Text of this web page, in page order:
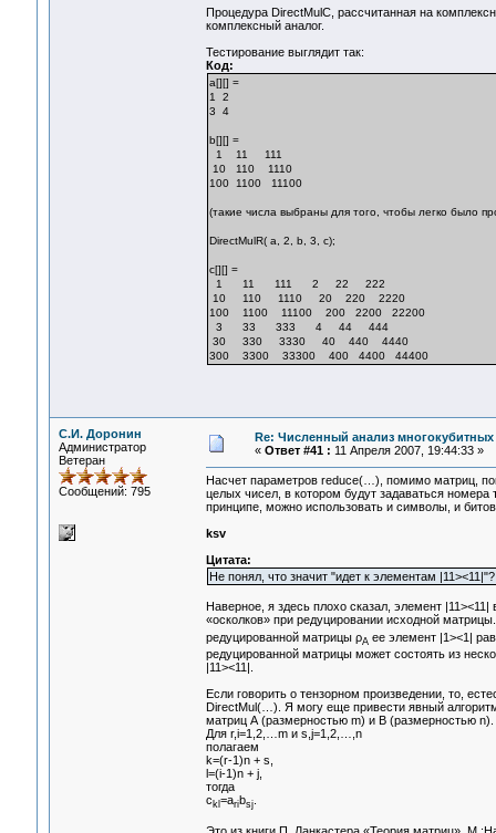
Процедура DirectMulС, рассчитанная на
комплексный аналог.
Тестирование выглядит так:
Код:
а[][] =
1 2
3 4
b[][] =
1 11 111
10 110 1110
100 1100 11100
(такие числа выбраны для того, чтобы легко было
DirectMulR( a, 2, b, 3, c);
c[][] =
1 11 111 2 22 222
10 110 1110 20 220 2220
100 1100 11100 200 2200 22200
3 33 333 4 44 444
30 330 3330 40 440 4440
300 3300 33300 400 4400 44400
С.И. Доронин
Администратор
Ветеран
Сообщений: 795
Re: Численный анализ многокубитных
« Ответ #41 : 11 Апреля 2007, 19:44:33 »
Насчет параметров reduce(…), помимо матриц,
целых чисел, в котором будут задаваться номера
принципе, можно использовать и символы, и
ksv
Цитата:
Не понял, что значит "идет к элементам
Наверное, я здесь плохо сказал, элемент
«осколков» при редуцировании исходной
редуцированной матрицы ρA ее элемент |1><1|
редуцированной матрицы может состоять из
|11><11|.
Если говорить о тензорном произведении, то,
DirectMul(…). Я могу еще привести явный
матриц А (размерностью m) и В (размерностью n).
Для r,i=1,2,…m и s,j=1,2,…,n
полагаем
k=(r-1)n + s,
l=(i-1)n + j,
тогда
сkl=aribsj.